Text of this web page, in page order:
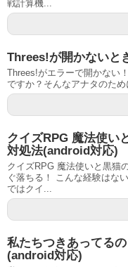
戦計算機...
Threes!が開かないと
Threes!がエラーで開かない
ですか？そんなアナタのた
クイズRPG 魔法使い
対処法(android対応)
クイズRPG 魔法使いと黒猫
ぐ落ちる！ こんな経験はな
ではクイ...
私たちつきあってる
(android対応)